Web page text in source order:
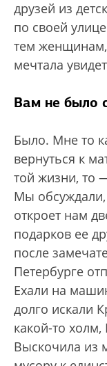
друзей из
по своей
тем женщинам,
мечтала
Вам не было
Было. Мне то
вернуться к
той жизни, то
Мы обсуждали,
откроет нам
подарков ее
после
Петербурге
Ехали на
долго искали
какой-то
Выскочила из